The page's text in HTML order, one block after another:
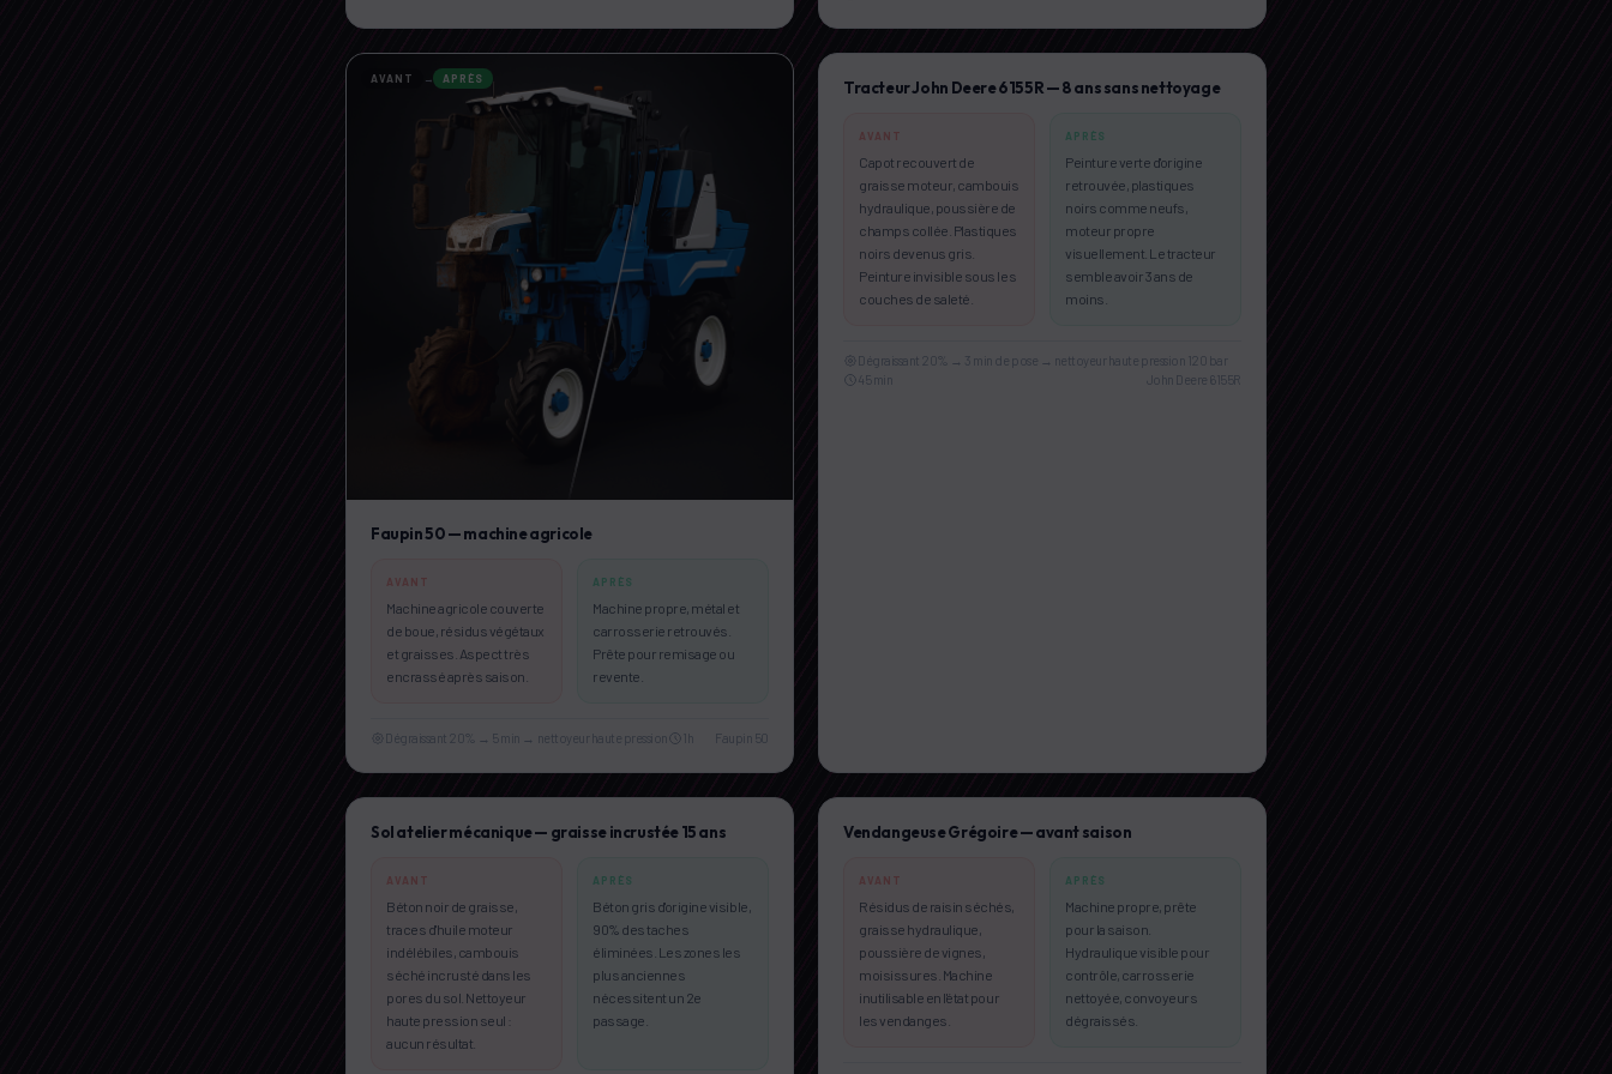
AVANT → APRÈS
Faupin 50 — machine agricole
AVANT
Machine agricole couverte
de boue, résidus végétaux
et graisses. Aspect très
encrassé après saison.
APRÈS
Machine propre, métal et
carrosserie retrouvés.
Prête pour remisage ou
revente.
Dégraissant 20% → 5 min → nettoyeur haute pression 1h Faupin 50
Tracteur John Deere 6155R — 8 ans sans nettoyage
AVANT
Capot recouvert de
graisse moteur, cambouis
hydraulique, poussière de
champs collée. Plastiques
noirs devenus gris.
Peinture invisible sous les
couches de saleté.
APRÈS
Peinture verte d'origine
retrouvée, plastiques
noirs comme neufs,
moteur propre
visuellement. Le tracteur
semble avoir 3 ans de
moins.
Dégraissant 20% → 3 min de pose → nettoyeur haute pression 120 bar
45 min
John Deere 6155R
Sol atelier mécanique — graisse incrustée 15 ans
AVANT
Béton noir de graisse,
traces d'huile moteur
indélébiles, cambouis
séché incrusté dans les
pores du sol. Nettoyeur
haute pression seul :
aucun résultat.
APRÈS
Béton gris d'origine visible,
90% des taches
éliminées. Les zones les
plus anciennes
nécessitent un 2e
passage.
Vendangeuse Grégoire — avant saison
AVANT
Résidus de raisin séchés,
graisse hydraulique,
poussière de vignes,
moisissures. Machine
inutilisable en l'état pour
les vendanges.
APRÈS
Machine propre, prête
pour la saison.
Hydraulique visible pour
contrôle, carrosserie
nettoyée, convoyeurs
dégraissés.